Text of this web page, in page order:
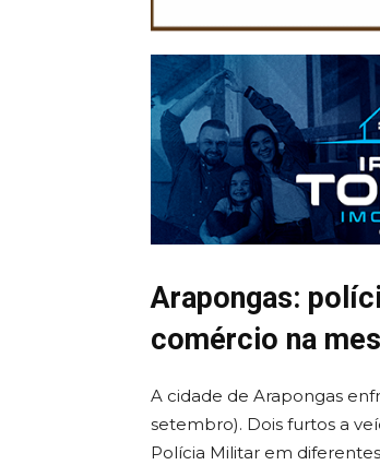
Arapongas:
comércio na
A cidade de Arapongas
setembro). Dois furtos a
Polícia Militar em